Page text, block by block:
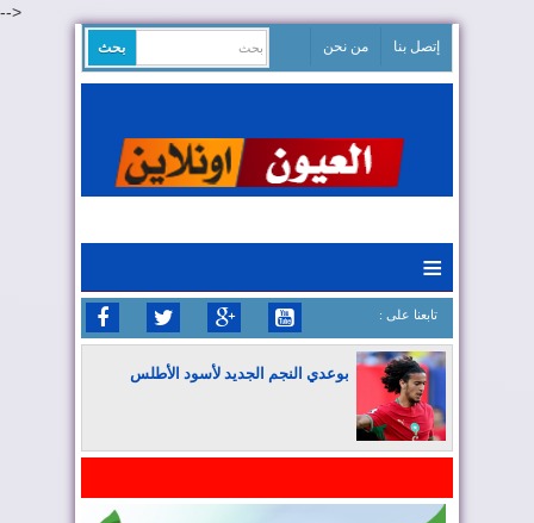
-->
إتصل بنا من نحن
≡
: تابعنا على
بوعدي النجم الجديد لأسود الأطلس